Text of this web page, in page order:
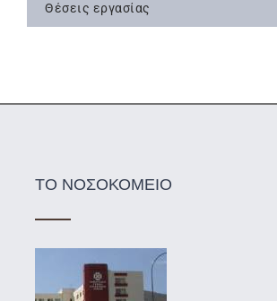
Θέσεις εργασίας
ΤΟ ΝΟΣΟΚΟΜΕΙΟ